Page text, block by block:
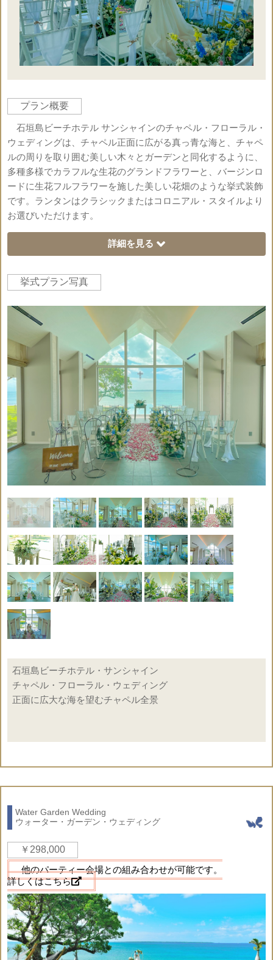
プラン概要
石垣島ビーチホテル サンシャインのチャペル・フローラル・
ウェディングは、チャペル正面に広がる真っ青な海と、チャペ
ルの周りを取り囲む美しい木々とガーデンと同化するように、
多種多様でカラフルな生花のグランドフラワーと、バージンロ
ードに生花フルフラワーを施した美しい花畑のような挙式装飾
です。ランタンはクラシックまたはコロニアル・スタイルより
お選びいただけます。
詳細を見る
会場
使用
料
○
ドレ
ス
×
ウェ
ルカ
ード
会場
装飾
○
式次
第
×
タキ
シー
ド
×
フラ
ワー
シャ
ワー
○
ドレ
ス小
物一
式
×
支度
部屋
ブー
ケ
ク
乾杯
ンク
ー
牧師
祭or
司式
者
×
ブー
トニ
ア
× 送迎 ×
ケー
キ
×
ラン
チor
ディ
ナー
音楽
演奏
○
日本人
コーデ
ィネー
○
リン
グピ
ロー
○
写真
撮影
×
ギフ
ト
記号説明
挙式代金に含まれている
◇エイジングクロス（十字架）
◇エイジング祭壇
◇アイルサイド・ランタン装飾
◇アイルサイド・生花フルフラワー装飾
◇生花フルフラワー・バージンロード
◇生花のフラワーシャワー
◇ティファニーチェア（各色選択可）
・ホワイト ・クリーム ・ブラウン
・ゴールド ・シルバー
◇チェア・サッシュ装飾
挙式プラン写真
石垣島ビーチホテル・サンシャイン
チャペル・フローラル・ウェディング
正面に広大な海を望むチャペル全景
Water Garden Wedding
ウォーター・ガーデン・ウェディング
￥298,000
他のパーティー会場との組み合わせが可能です。
詳しくはこちら